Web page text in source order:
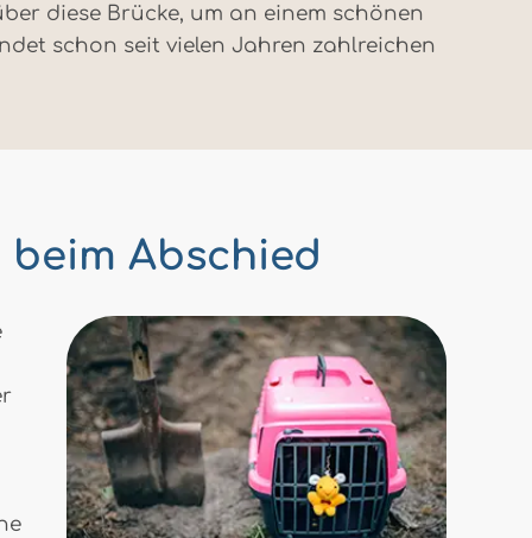
diese Brücke, um an einem schönen
schon seit vielen Jahren zahlreichen
Abschied